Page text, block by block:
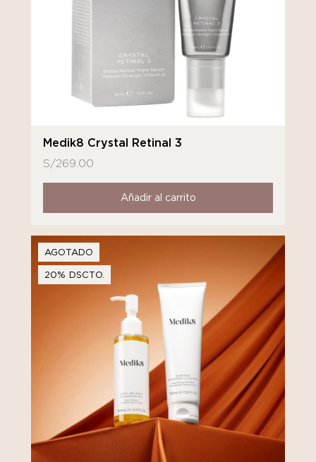
Medik8 Crystal Retinal 3
S/269.00
Añadir al carrito
AGOTADO
20% DSCTO.